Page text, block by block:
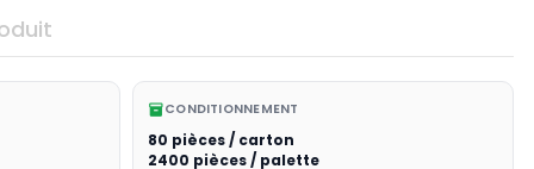
inventory_2CONDITIONNEMENT
80 pièces / carton
2400 pièces / palette